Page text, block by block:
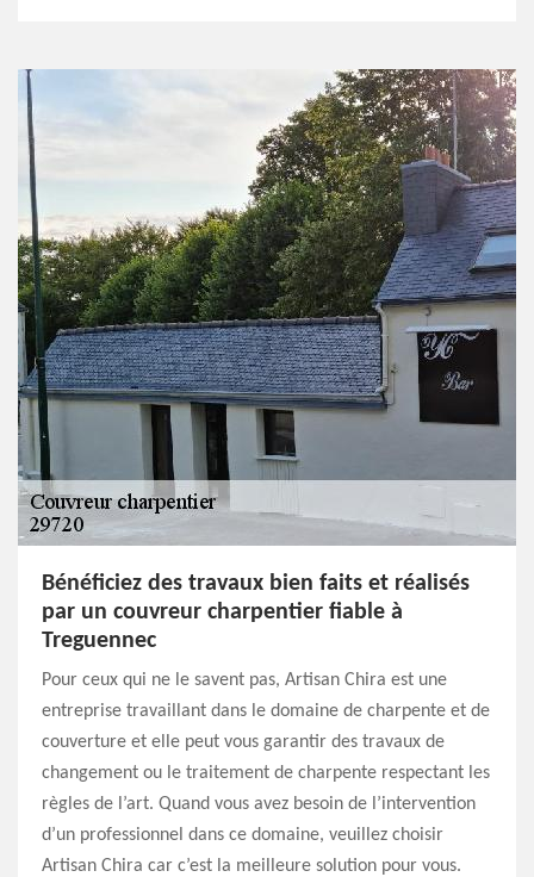
Bénéficiez des travaux bien faits et réalisés
par un couvreur charpentier fiable à
Treguennec
Pour ceux qui ne le savent pas, Artisan Chira est une
entreprise travaillant dans le domaine de charpente et de
couverture et elle peut vous garantir des travaux de
changement ou le traitement de charpente respectant les
règles de l’art. Quand vous avez besoin de l’intervention
d’un professionnel dans ce domaine, veuillez choisir
Artisan Chira car c’est la meilleure solution pour vous.